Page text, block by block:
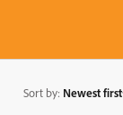
Sort by: Newest first